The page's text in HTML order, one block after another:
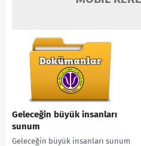
Geleceğin büyük insanları
sunum
Geleceğin büyük insanları sunum